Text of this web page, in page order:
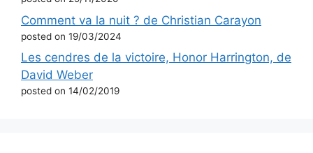
Comment va la nuit ? de Christian Carayon
posted on 19/03/2024
Les cendres de la victoire, Honor Harrington, de
David Weber
posted on 14/02/2019